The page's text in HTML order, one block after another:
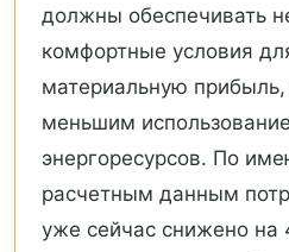
должны обеспечивать
комфортные условия
материальную
меньшим
энергоресурсов. По
расчетным данным
уже сейчас снижено на